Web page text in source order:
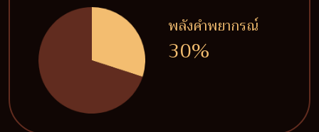
พลังคำพยากรณ์
30%